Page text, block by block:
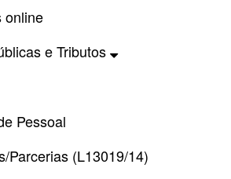
online
e Tributos
Pessoal
Parcerias (L13019/14)